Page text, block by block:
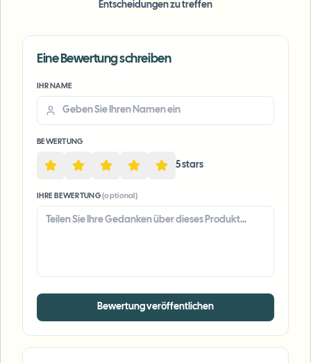
Voice Anon
Entscheidungen zu treffen
Eine Bewertung schreiben
IHR NAME
BEWERTUNG
5stars
IHRE BEWERTUNG (optional)
Bewertung veröffentlichen